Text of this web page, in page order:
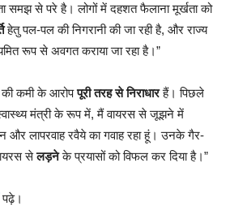
समझ से परे है। लोगों में दहशत फैलाना मूर्खता को
हेतु पल-पल की निगरानी की जा रही है, और राज्य
रूप से अवगत कराया जा रहा है।”
की कमी के आरोपपूरी तरह से निराधारहैं। पिछले
मंत्री के रूप में, मैं वायरस से जूझने में
और लापरवाह रवैये का गवाह रहा हूं। उनके गैर-
सेलड़नेके प्रयासों को विफल कर दिया है।”
पढ़े।